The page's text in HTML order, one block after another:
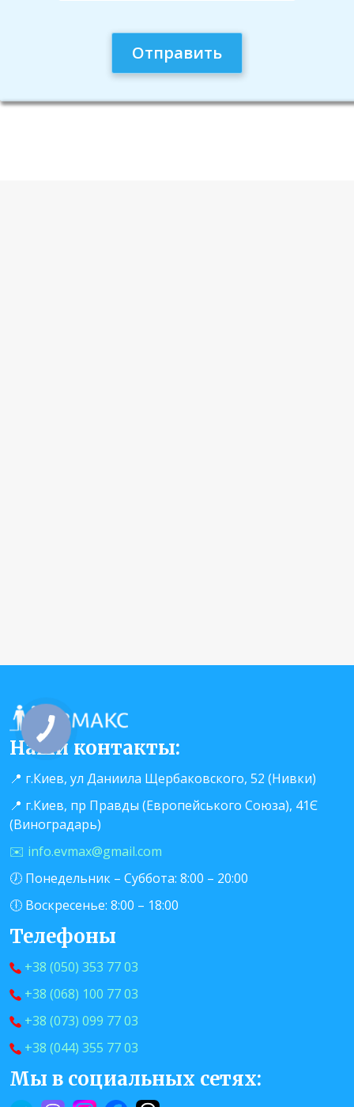
Наши контакты:
📍 г.Киев, ул Даниила Щербаковского, 52 (Нивки)
📍 г.Киев, пр Правды (Европейського Союза), 41Є
(Виноградарь)
✉️ info.evmax@gmail.com
🕖 Понедельник – Суббота: 8:00 – 20:00
🕕 Воскресенье: 8:00 – 18:00
Телефоны
+38 (050) 353 77 03
+38 (068) 100 77 03
+38 (073) 099 77 03
+38 (044) 355 77 03
Мы в социальных сетях: